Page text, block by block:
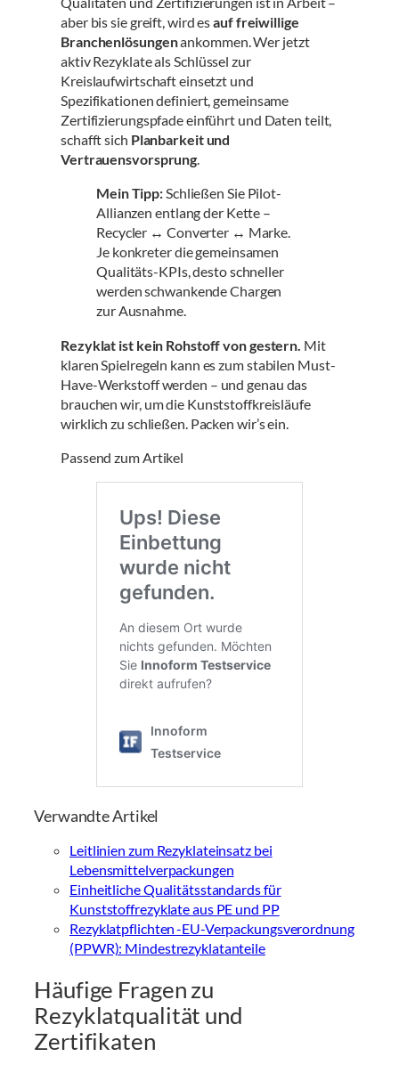
aber bis sie greift, wird esauf freiwillige
Branchenlösungenankommen. Wer jetzt
aktiv Rezyklate als Schlüssel zur
Kreislaufwirtschaft einsetzt und
Spezifikationen definiert, gemeinsame
Zertifizierungspfade einführt und Daten teilt,
schafft sich Planbarkeit und
Vertrauensvorsprung.
Mein Tipp:Schließen Sie Pilot-
Allianzen entlang der Kette –
Recycler ↔ Converter ↔ Marke.
Je konkreter die gemeinsamen
Qualitäts-KPIs, desto schneller
werden schwankende Chargen
zur Ausnahme.
Rezyklat ist kein Rohstoff von gestern. Mit
klaren Spielregeln kann es zum stabilen Must-
Have-Werkstoff werden – und genau das
brauchen wir, um die Kunststoffkreisläufe
wirklich zu schließen. Packen wir’s ein.
Passend zum Artikel
Verwandte Artikel
Leitlinien zum Rezyklateinsatz bei
Lebensmittelverpackungen
Einheitliche Qualitätsstandards für
Kunststoffrezyklate aus PE und PP
Rezyklatpflichten -EU-Verpackungsverordnung
(PPWR): Mindestrezyklatanteile
Häufige Fragen zu
Rezyklatqualität und
Zertifikaten